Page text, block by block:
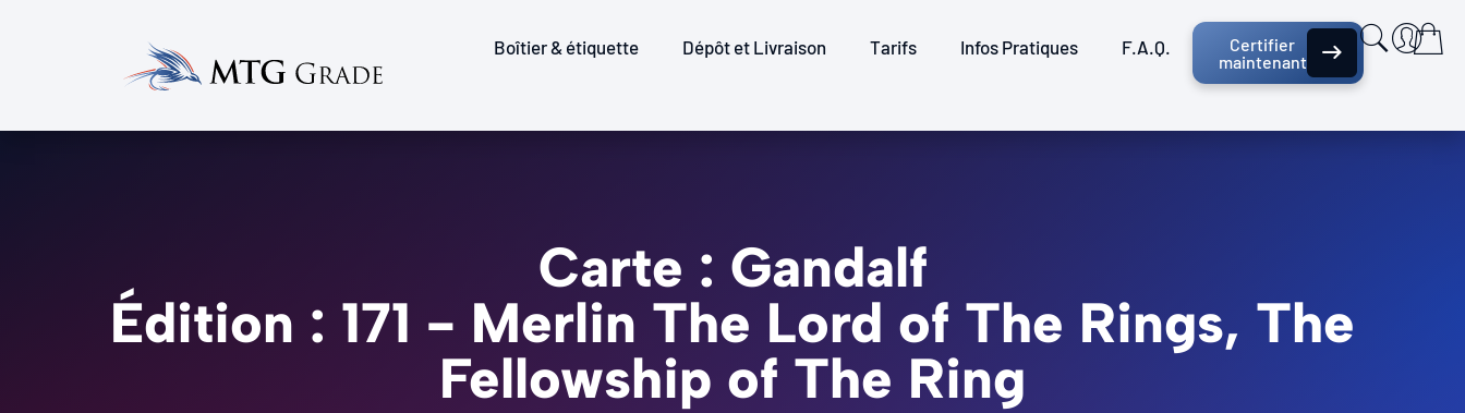
Boîtier & étiquette Dépôt et Livraison Tarifs Infos Pratiques F.A.Q.
Certifier
maintenant
Carte : Gandalf
Édition : 171 - Merlin The Lord of The Rings, The
Fellowship of The Ring